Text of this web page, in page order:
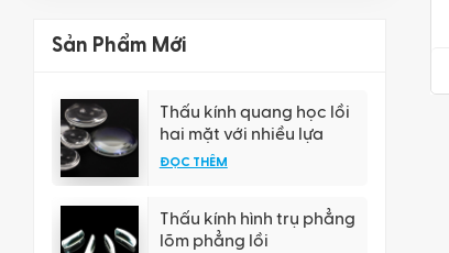
Sản Phẩm Mới
Thấu kính quang học lồi
hai mặt với nhiều lựa
chọn lớp phủ khác nhau
ĐỌC THÊM
Thấu kính hình trụ phẳng
lõm phẳng lồi